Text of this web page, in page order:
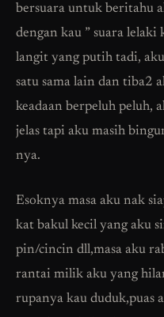
bersuara untuk beritahu
dengan kau ” suara
langit yang putih tadi,
satu sama lain dan tiba2
keadaan berpeluh peluh,
jelas tapi aku masih
nya.
Esoknya masa aku nak
kat bakul kecil yang aku
pin/cincin dll,masa aku
rantai milik aku yang
rupanya kau duduk,puas